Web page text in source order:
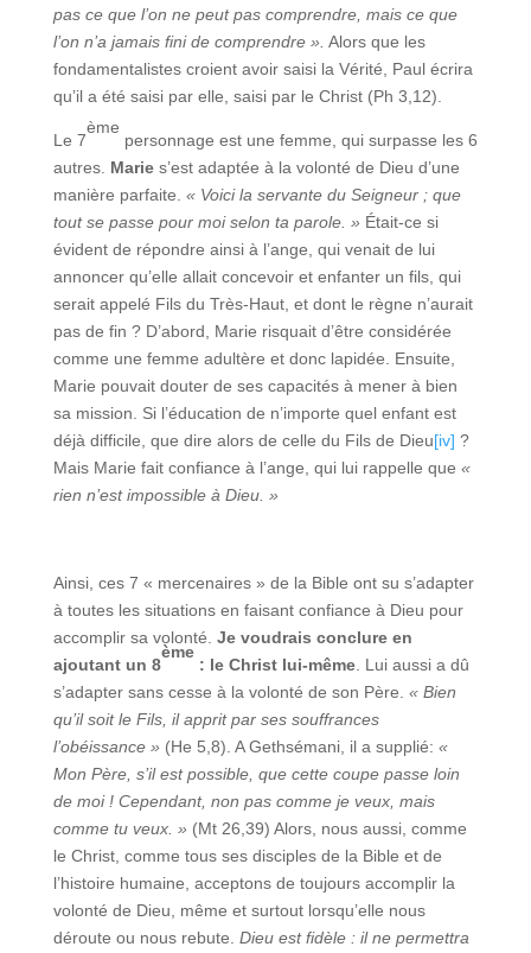
pas ce que l’on ne peut pas comprendre, mais ce que
l’on n’a jamais fini de comprendre ». Alors que les
fondamentalistes croient avoir saisi la Vérité, Paul écrira
qu’il a été saisi par elle, saisi par le Christ (Ph 3,12).
Le 7
ème
personnage est une femme, qui surpasse les 6
autres. Maries’est adaptée à la volonté de Dieu d’une
manière parfaite. « Voici la servante du Seigneur ; que
tout se passe pour moi selon ta parole. » Était-ce si
évident de répondre ainsi à l’ange, qui venait de lui
annoncer qu’elle allait concevoir et enfanter un fils, qui
serait appelé Fils du Très-Haut, et dont le règne n’aurait
pas de fin ? D’abord, Marie risquait d’être considérée
comme une femme adultère et donc lapidée. Ensuite,
Marie pouvait douter de ses capacités à mener à bien
sa mission. Si l’éducation de n’importe quel enfant est
déjà difficile, que dire alors de celle du Fils de Dieu[iv] ?
Mais Marie fait confiance à l’ange, qui lui rappelle que «
rien n’est impossible à Dieu. »
Ainsi, ces 7 « mercenaires » de la Bible ont su s’adapter
à toutes les situations en faisant confiance à Dieu pour
accomplir sa volonté. Je voudrais conclure en
ajoutant un 8
ème
: le Christ lui-même. Lui aussi a dû
s’adapter sans cesse à la volonté de son Père. « Bien
qu’il soit le Fils, il apprit par ses souffrances
l’obéissance » (He 5,8). A Gethsémani, il a supplié: «
Mon Père, s’il est possible, que cette coupe passe loin
de moi ! Cependant, non pas comme je veux, mais
comme tu veux. » (Mt 26,39) Alors, nous aussi, comme
le Christ, comme tous ses disciples de la Bible et de
l’histoire humaine, acceptons de toujours accomplir la
volonté de Dieu, même et surtout lorsqu’elle nous
déroute ou nous rebute. Dieu est fidèle : il ne permettra